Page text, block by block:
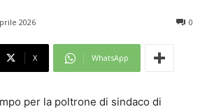
2026 0
X WhatsApp
per la poltrone di sindaco di